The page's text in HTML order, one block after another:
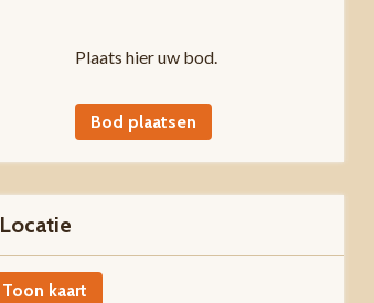
Plaats hier uw bod.
Bod plaatsen
Locatie
Toon kaart